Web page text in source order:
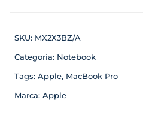
SKU: MX2X3BZ/A
Categoria: Notebook
Tags: Apple, MacBook Pro
Marca: Apple